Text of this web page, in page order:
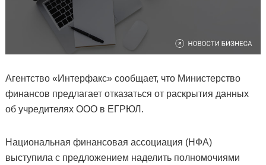
Агентство «Интерфакс» сообщает, что Министерство
финансов предлагает отказаться от раскрытия данных
об учредителях ООО в ЕГРЮЛ.
Национальная финансовая ассоциация (НФА)
выступила с предложением наделить полномочиями